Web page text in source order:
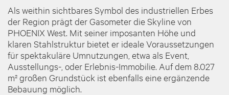
Als weithin sichtbares Symbol des industriellen Erbes
der Region prägt der Gasometer die Skyline von
PHOENIX West. Mit seiner imposanten Höhe und
klaren Stahlstruktur bietet er ideale Voraussetzungen
für spektakuläre Umnutzungen, etwa als Event,
Ausstellungs-, oder Erlebnis-Immobilie. Auf dem 8.027
m² großen Grundstück ist ebenfalls eine ergänzende
Bebauung möglich.